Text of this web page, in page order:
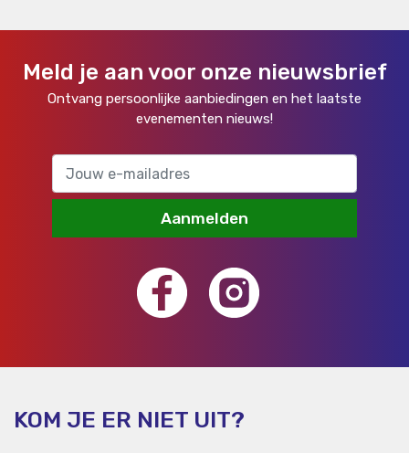
Meld je aan voor onze nieuwsbrief
Ontvang persoonlijke aanbiedingen en het laatste
evenementen nieuws!
Aanmelden
KOM JE ER NIET UIT?